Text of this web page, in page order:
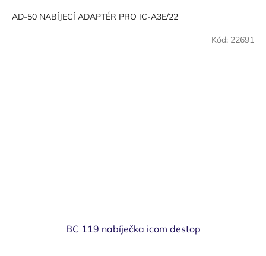
AD-50 NABÍJECÍ ADAPTÉR PRO IC-A3E/22
BC 119 nabíječka icom destop
Kód: 22691